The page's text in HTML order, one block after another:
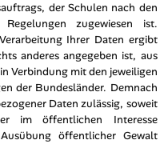
der Schulen nach den
Regelungen zugewiesen ist.
Ihrer Daten ergibt
anderes angegeben ist, aus
in Verbindung mit den jeweiligen
der Bundesländer. Demnach
Daten zulässig, soweit
im öffentlichen Interesse
öffentlicher Gewalt